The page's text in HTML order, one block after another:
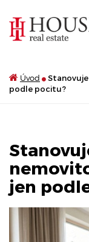
Úvod
podle pocitu?
jen